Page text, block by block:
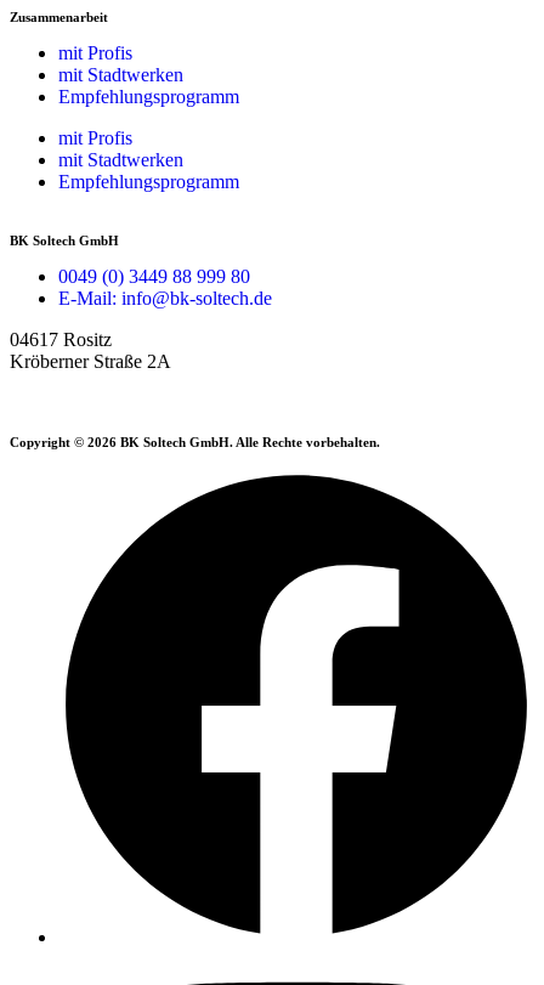
Zusammenarbeit
mit Profis
mit Stadtwerken
Empfehlungsprogramm
mit Profis
mit Stadtwerken
Empfehlungsprogramm
BK Soltech GmbH
0049 (0) 3449 88 999 80
E-Mail: info@bk-soltech.de
04617 Rositz
Kröberner Straße 2A
Copyright © 2026 BK Soltech GmbH. Alle Rechte vorbehalten.